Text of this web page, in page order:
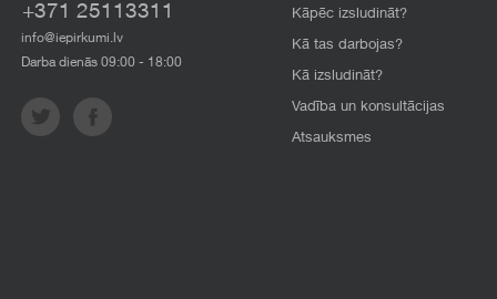
+371 25113311
info@iepirkumi.lv
Darba dienās 09:00 - 18:00
Kāpēc izsludināt?
Kā tas darbojas?
Kā izsludināt?
Vadība un konsultācijas
Atsauksmes